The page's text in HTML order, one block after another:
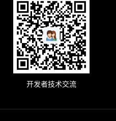
开发者技术交流